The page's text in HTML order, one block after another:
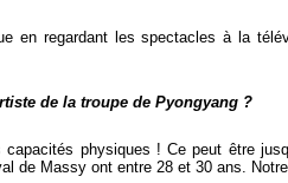
en regardant les spectacles à la
de la troupe de Pyongyang ?
physiques ! Ce peut être
de Massy ont entre 28 et 30 ans.